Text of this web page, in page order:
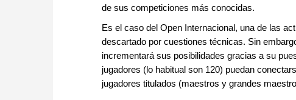
de sus competiciones más conocidas.
Es el caso del Open Internacional, una de las
descartado por cuestiones técnicas. Sin
incrementará sus posibilidades gracias a su
jugadores (lo habitual son 120) puedan
jugadores titulados (maestros y grandes